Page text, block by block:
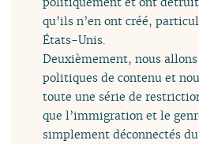
qu’ils n’en ont créé,
États-Unis.
Deuxièmement, nous
politiques de contenu et
toute une série de
que l’immigration et le
simplement déconnectés